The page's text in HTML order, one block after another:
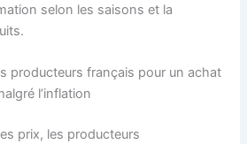
selon les saisons et la
producteurs français pour un achat
l’inflation
prix, les producteurs